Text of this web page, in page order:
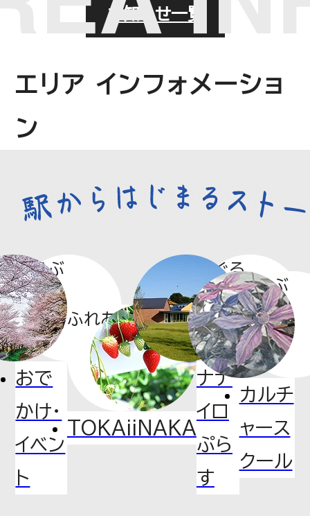
【店舗・屋台村のお知らせ】８月１日
ディージャ
令和8年8月1日（土）浦和レッズ v
s RB大宮アルディージャ 臨時
2026.07.28 お知らせ 川口
エレベータ・エスカレータ定期点検
のお知らせ（2026年8月）
2026.07.21 プレスリリース
7月31日(金) 新井宿駅に「デイリ
お知らせ一覧
エリア インフォメーショ
ン
あそぶ
おで
かけ・
イベン
ト
ふれあう
TOKAiiNAKA
めぐる
ナナ
イロ
ぷら
す
まなぶ
カルチ
ャース
クール